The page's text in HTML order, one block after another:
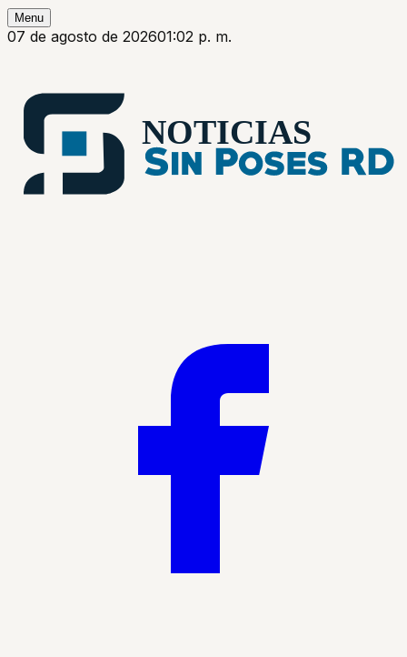
Menu
07 de agosto de 202601:02 p. m.